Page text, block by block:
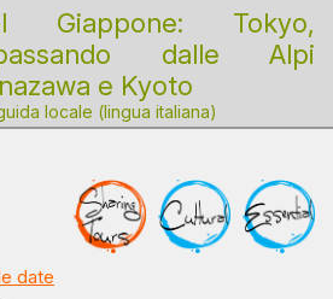
Giappone: Tokyo,
dalle Alpi
e Kyoto
locale (lingua italiana)
date